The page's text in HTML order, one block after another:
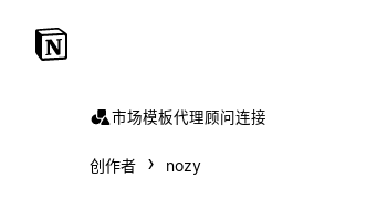
市场模板代理顾问连接
创作者 nozy